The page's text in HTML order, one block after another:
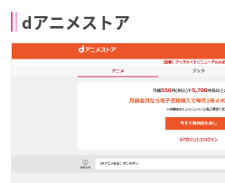
dアニメストア